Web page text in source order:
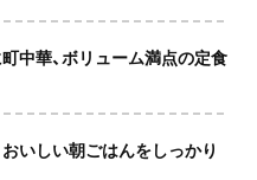
中華、ボリューム満点の定食
いしい朝ごはんをしっかり